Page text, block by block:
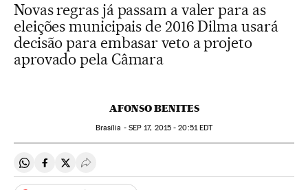
Novas regras já passam a valer para as
eleições municipais de 2016 Dilma usará
decisão para embasar veto a projeto
aprovado pela Câmara
AFONSO BENITES
Brasília - SEP 17, 2015 - 20:51EDT
Compartir en Whatsapp
Compartir en Facebook
Compartir en Twitter
Desplegar Redes Sociales